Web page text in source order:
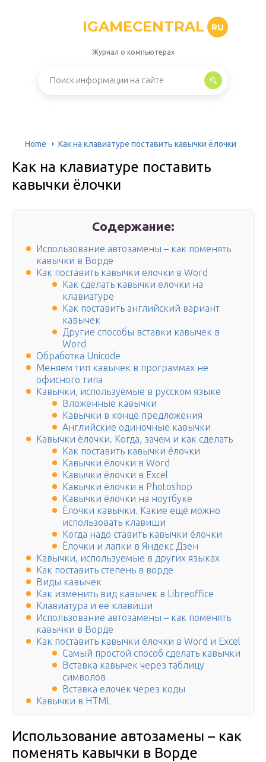
IGAMECENTRAL RU
Журнал о компьютерах
Home Как на клавиатуре поставить кавычки ёлочки
Как на клавиатуре поставить
кавычки ёлочки
Содержание:
Использование автозамены – как поменять
кавычки в Ворде
Как поставить кавычки елочки в Word
Как сделать кавычки елочки на
клавиатуре
Как поставить английский вариант
кавычек
Другие способы вставки кавычек в
Word
Обработка Unicode
Меняем тип кавычек в программах не
офисного типа
Кавычки, используемые в русском языке
Вложенные кавычки
Кавычки в конце предложения
Английские одиночные кавычки
Кавычки ёлочки. Когда, зачем и как сделать
Как поставить кавычки ёлочки
Кавычки ёлочки в Word
Кавычки ёлочки в Excel
Кавычки ёлочки в Photoshop
Кавычки ёлочки на ноутбуке
Ёлочки кавычки. Какие ещё можно
использовать клавиши
Когда надо ставить кавычки ёлочки
Ёлочки и лапки в Яндекс Дзен
Кавычки, используемые в других языках
Как поставить степень в ворде
Виды кавычек
Как изменить вид кавычек в Libreoffice
Клавиатура и ее клавиши
Использование автозамены – как поменять
кавычки в Ворде
Как поставить кавычки ёлочки в Word и Excel
Самый простой способ сделать кавычки
Вставка кавычек через таблицу
символов
Вставка елочек через коды
Кавычки в HTML
Использование автозамены – как
поменять кавычки в Ворде